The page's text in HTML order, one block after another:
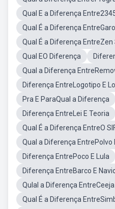
Qual E a Diferença
Qual É a Diferença
Qual É a Diferença
Qual EO Diferença
Qual a Diferença
Diferença EntreLogotipo E
Pra E ParaQual a Diferença
Diferença EntreLei E Teoria
Qual É a Diferença EntreO
Qual a Diferença EntrePolvo
Diferença EntrePoco E Lula
Diferença EntreBarco E
Qulal a Diferença EntreCeeja
Qual É a Diferença